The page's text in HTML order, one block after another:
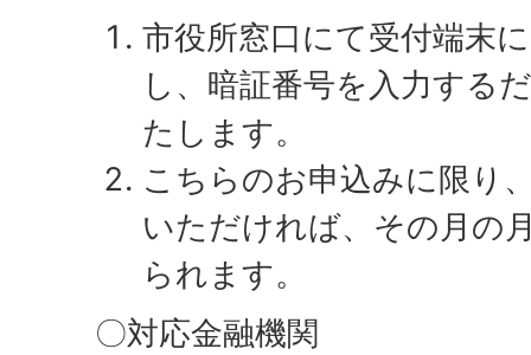
市役所窓口にて受付端末
し、暗証番号を入力する
たします。
こちらのお申込みに限り
いただければ、その月の
られます。
〇対応金融機関